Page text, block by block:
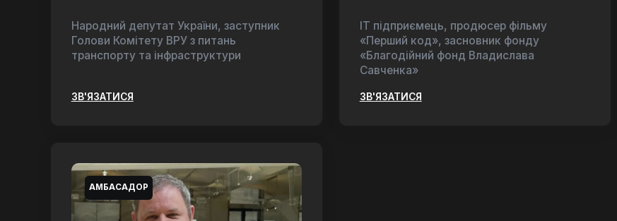
Народний депутат України, заступник
Голови Комітету ВРУ з питань
транспорту та інфраструктури
ЗВ'ЯЗАТИСЯ
ІТ підприємець, продюсер фільму
«Перший код», засновник фонду
«Благодійний фонд Владислава
Савченка»
ЗВ'ЯЗАТИСЯ
АМБАСАДОР